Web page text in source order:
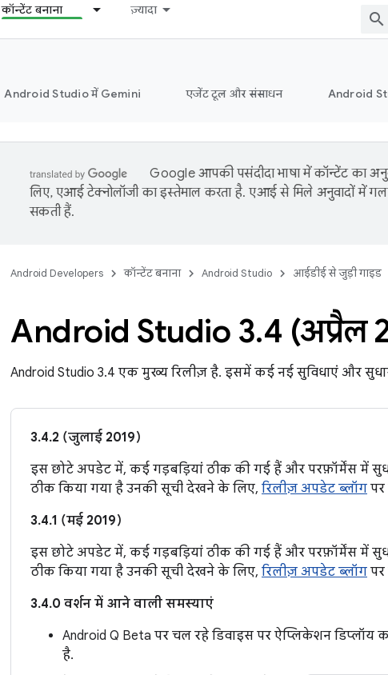
कॉन्टेंट बनाना ज़्यादा
Android Studio में Gemini एजेंट टूल और संसाधन Android
Google आपकी पसंदीदा भाषा में कॉन्टेंट का
लिए, एआई टेक्नोलॉजी का इस्तेमाल करता है. एआई से मिले अनुवादों में
सकती हैं.
Android Developers कॉन्टेंट बनाना Android Studio आईडीई से जुड़ी गाइड
Android Studio 3.4 (अप्रैल
Android Studio 3.4 एक मुख्य रिलीज़ है. इसमें कई नई सुविधाएं और
3.4.2 (जुलाई 2019)
इस छोटे अपडेट में, कई गड़बड़ियां ठीक की गई हैं और परफ़ॉर्मेंस में
ठीक किया गया है उनकी सूची देखने के लिए, रिलीज़ अपडेट ब्लॉग
3.4.1 (मई 2019)
इस छोटे अपडेट में, कई गड़बड़ियां ठीक की गई हैं और परफ़ॉर्मेंस में
ठीक किया गया है उनकी सूची देखने के लिए, रिलीज़ अपडेट ब्लॉग
3.4.0 वर्शन में आने वाली समस्याएं
Android Q Beta पर चल रहे डिवाइस पर ऐप्लिकेशन डिप्लॉय
है.